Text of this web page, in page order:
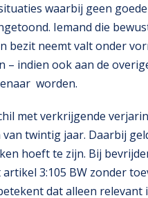
waarbij geen
Iemand die
bezit neemt valt onder
– indien ook aan de
worden.
met verkrijgende
twintig jaar. Daarbij
hoeft te zijn. Bij
3:105 BW zonder
dat alleen relevant